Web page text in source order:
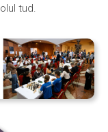
tud.